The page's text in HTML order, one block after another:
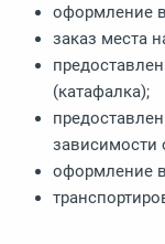
оформление
заказ места
(катафалка);
зависимости
оформление